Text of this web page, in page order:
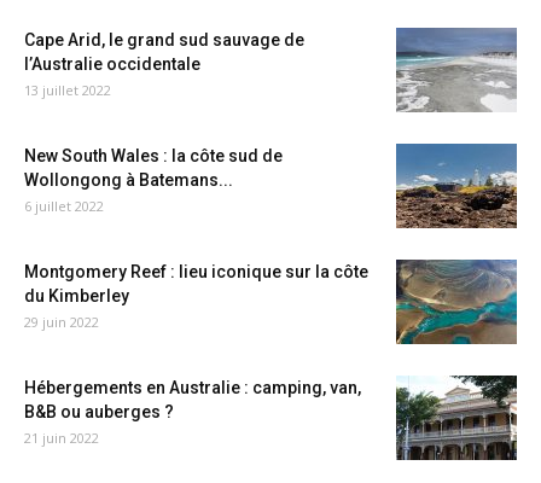
Cape Arid, le grand sud sauvage de
l’Australie occidentale
13 juillet 2022
New South Wales : la côte sud de
Wollongong à Batemans...
6 juillet 2022
Montgomery Reef : lieu iconique sur la côte
du Kimberley
29 juin 2022
Hébergements en Australie : camping, van,
B&B ou auberges ?
21 juin 2022